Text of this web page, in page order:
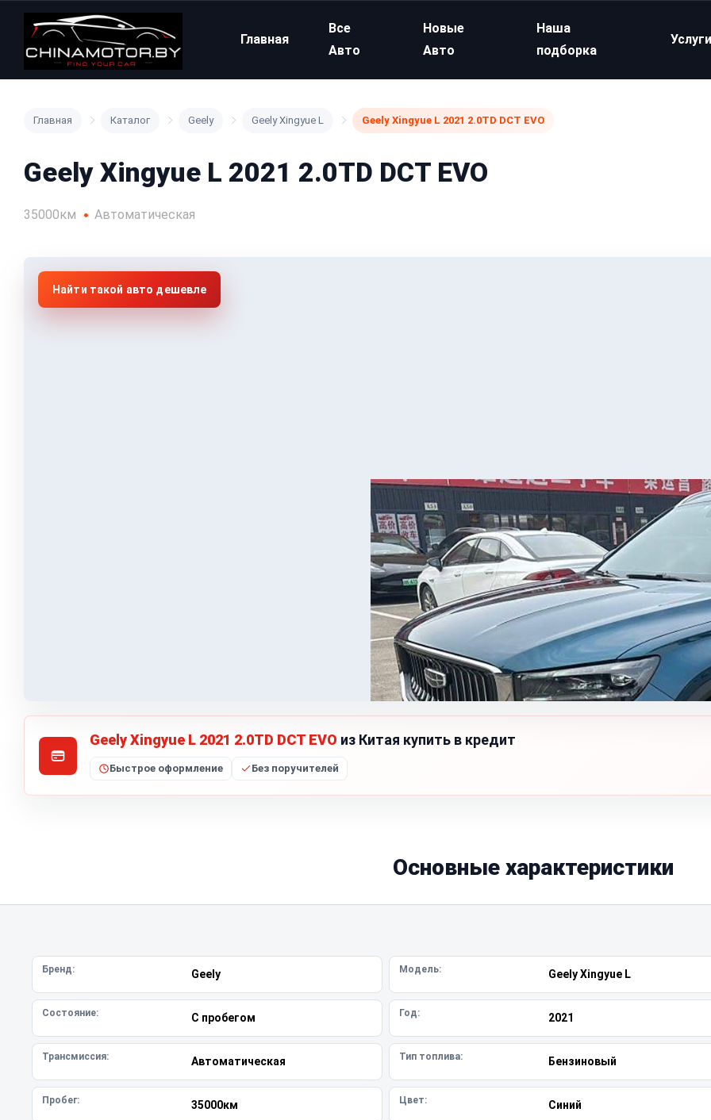
Главная
Все
Авто
Новые
Авто
Наша
подборка
Главная Каталог Geely Geely Xingyue L Geely Xingyue L 2021 2.0TD DCT EVO
Geely Xingyue L 2021 2.0TD DCT EVO
35000км Автоматическая
Найти такой авто дешевле
Geely Xingyue L 2021 2.0TD DCT EVO из Китая купить в кредит
Быстрое оформление Без поручителей
Основные характеристики
Бренд: Geely Модель: Geely Xingyue L
Состояние: С пробегом Год: 2021
Трансмиссия: Автоматическая Тип топлива: Бензиновый
Пробег: 35000км Цвет: Синий